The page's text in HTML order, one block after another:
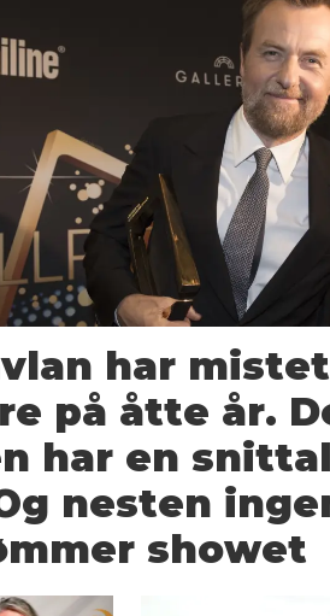
har
på åtte år.
har en
nesten
showet